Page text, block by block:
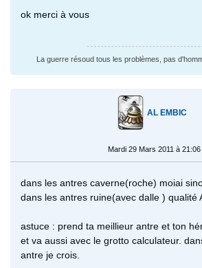
ok merci à vous
La guerre résoud tous les problèmes, pas
AL EMBIC
Mardi 29 Mars 2011 à 21:06
dans les antres caverne(roche) moiai
dans les antres ruine(avec dalle ) qualité
astuce : prend ta meillieur antre et ton
et va aussi avec le grotto calculateur.
antre je crois.